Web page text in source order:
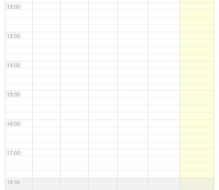
12:00
13:00
14:00
15:00
16:00
17:00
18:00